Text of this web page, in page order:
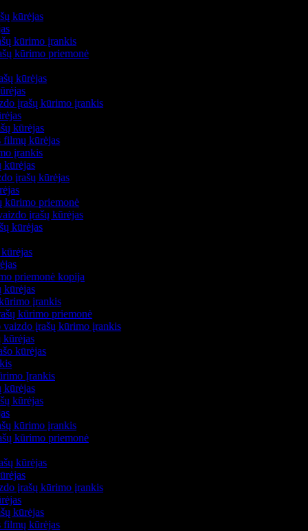
kūrėjas
kūrimo įrankis
kūrimo priemonė
kūrėjas
įrašų kūrimo įrankis
kūrėjas
filmų kūrėjas
įrankis
kūrėjas
įrašų kūrėjas
kūrimo priemonė
įrašų kūrėjas
kūrėjas
priemonė kopija
kūrėjas
įrankis
kūrimo priemonė
vaizdo įrašų kūrimo įrankis
kūrėjas
kūrėjas
Įrankis
kūrėjas
kūrėjas
kūrimo įrankis
kūrimo priemonė
kūrėjas
įrašų kūrimo įrankis
kūrėjas
filmų kūrėjas